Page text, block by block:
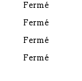
Fermé
Fermé
Fermé
Fermé